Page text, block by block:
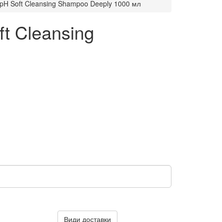
Soft Cleansing Shampoo Deeply 1000 мл
Cleansing
Види доставки